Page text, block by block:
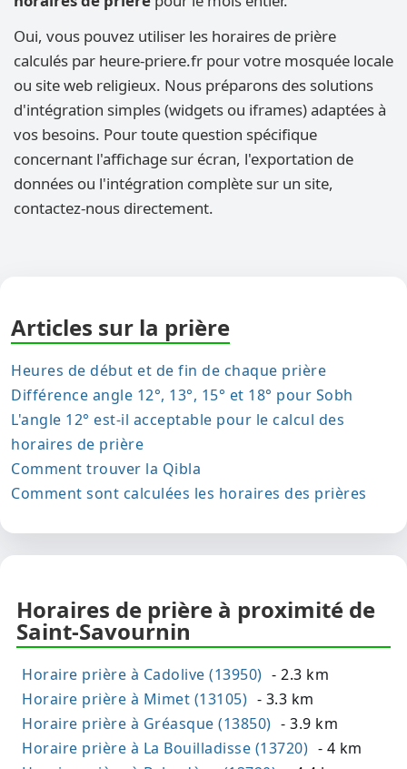
Oui, vous pouvez utiliser les horaires de prière
calculés par heure-priere.fr pour votre mosquée locale
ou site web religieux. Nous préparons des solutions
d'intégration simples (widgets ou iframes) adaptées à
vos besoins. Pour toute question spécifique
concernant l'affichage sur écran, l'exportation de
données ou l'intégration complète sur un site,
contactez-nous directement.
Articles sur la prière
Heures de début et de fin de chaque prière
Différence angle 12°, 13°, 15° et 18° pour Sobh
L'angle 12° est-il acceptable pour le calcul des
horaires de prière
Comment trouver la Qibla
Comment sont calculées les horaires des prières
Horaires de prière à proximité de
Saint-Savournin
Horaire prière à Cadolive (13950) - 2.3 km
Horaire prière à Mimet (13105) - 3.3 km
Horaire prière à Gréasque (13850) - 3.9 km
Horaire prière à La Bouilladisse (13720) - 4 km